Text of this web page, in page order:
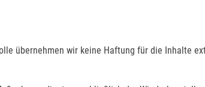
übernehmen wir keine Haftung für die Inhalte